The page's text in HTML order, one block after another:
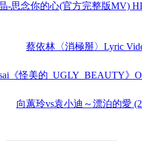
-思念你的心(官方完整版MV)
蔡依林〈消極掰〉Lyric
《怪美的_UGLY_BEAUTY》
向蕙玲vs袁小迪～漂泊的愛